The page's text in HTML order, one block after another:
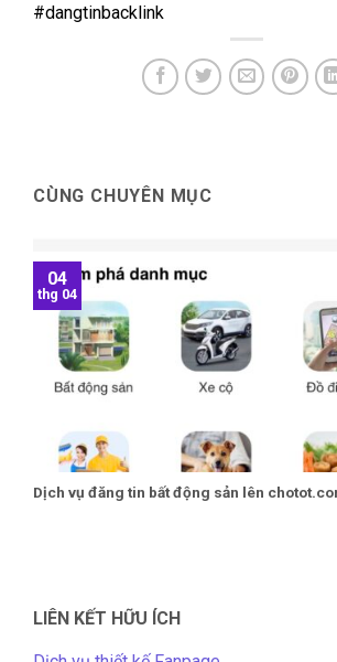
#dangtinbacklink
CÙNG CHUYÊN MỤC
Dịch vụ đăng tin bất động sản lên
04
thg 04
LIÊN KẾT HỮU ÍCH